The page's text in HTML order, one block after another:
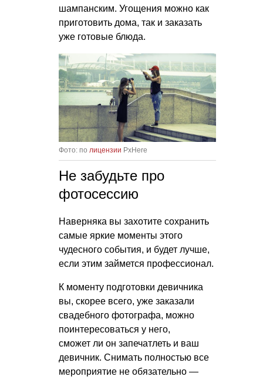
шампанским. Угощения можно как
приготовить дома, так и заказать
уже готовые блюда.
Фото: по лицензии PxHere
Не забудьте про
фотосессию
Наверняка вы захотите сохранить
самые яркие моменты этого
чудесного события, и будет лучше,
если этим займется профессионал.
К моменту подготовки девичника
вы, скорее всего, уже заказали
свадебного фотографа, можно
поинтересоваться у него,
сможет ли он запечатлеть и ваш
девичник. Снимать полностью все
мероприятие не обязательно —